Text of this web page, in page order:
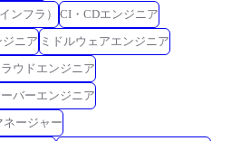
ンフラ）
CI・CDエンジニア
ジニア ミドルウェアエンジニア
ウドエンジニア
バーエンジニア
ージャー